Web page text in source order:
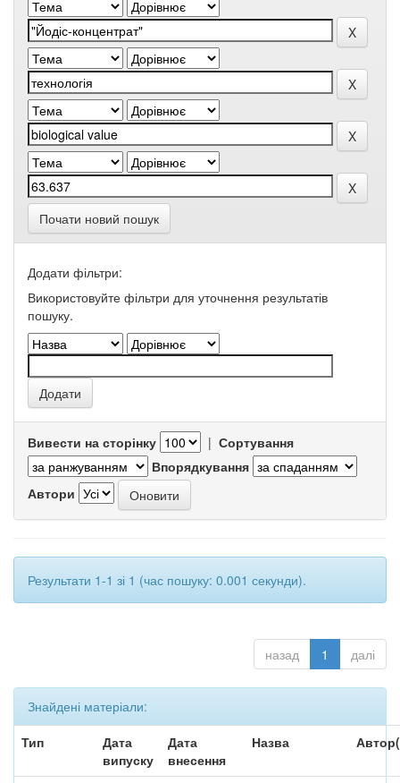
Почати новий пошук
Додати фільтри:
Використовуйте фільтри для уточнення результатів
пошуку.
Вивести на сторінку | Сортування
Впорядкування
Автори
Результати 1-1 зі 1 (час пошуку: 0.001 секунди).
назад 1 далі
Знайдені матеріали:
Тип
Дата
випуску
Дата
внесення
Назва